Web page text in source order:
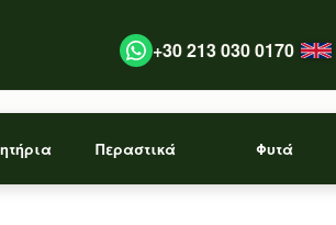
+30 213 030 0170
Περαστικά Φυτά